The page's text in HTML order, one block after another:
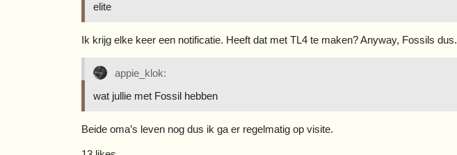
elite
Ik krijg elke keer een notificatie. Heeft dat met TL4 te maken? Anyway, Fossils dus.
appie_klok:
wat jullie met Fossil hebben
Beide oma’s leven nog dus ik ga er regelmatig op visite.